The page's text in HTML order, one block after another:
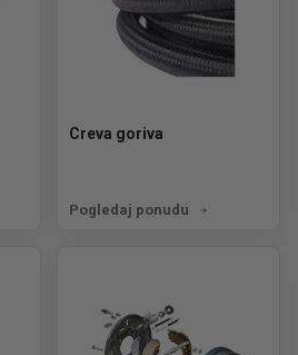
Creva goriva
Pogledaj ponudu